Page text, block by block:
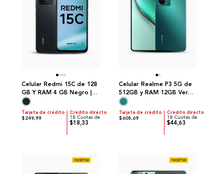
Celular Redmi 15C de 128
GB Y RAM 4 GB Negro |
Xiaomi
Tarjeta de crédito
$249,99
Crédito directo
18 Cuotas de
$18,33
Celular Realme P3 5G de
512GB y RAM 12GB Verde
| Realme
Tarjeta de crédito
$608,69
Crédito directo
18 Cuotas de
$44,63